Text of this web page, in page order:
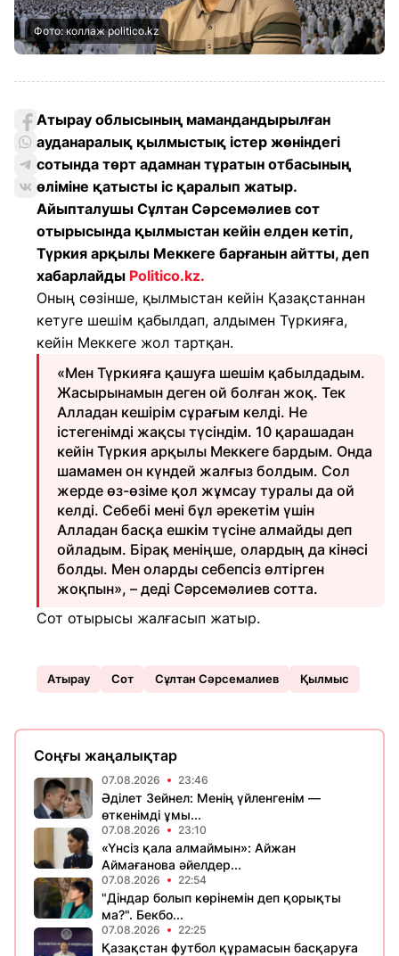
Фото: коллаж politico.kz
Атырау облысының мамандандырылған
ауданаралық қылмыстық істер жөніндегі
сотында төрт адамнан тұратын отбасының
өліміне қатысты іс қаралып жатыр.
Айыпталушы Сұлтан Сәрсемәлиев сот
отырысында қылмыстан кейін елден кетіп,
Түркия арқылы Меккеге барғанын айтты, деп
хабарлайды Politico.kz.
Оның сөзінше, қылмыстан кейін Қазақстаннан
кетуге шешім қабылдап, алдымен Түркияға,
кейін Меккеге жол тартқан.
«Мен Түркияға қашуға шешім қабылдадым.
Жасырынамын деген ой болған жоқ. Тек
Алладан кешірім сұрағым келді. Не
істегенімді жақсы түсіндім. 10 қарашадан
кейін Түркия арқылы Меккеге бардым. Онда
шамамен он күндей жалғыз болдым. Сол
жерде өз-өзіме қол жұмсау туралы да ой
келді. Себебі мені бұл әрекетім үшін
Алладан басқа ешкім түсіне алмайды деп
ойладым. Бірақ меніңше, олардың да кінәсі
болды. Мен оларды себепсіз өлтірген
жоқпын», – деді Сәрсемәлиев сотта.
Сот отырысы жалғасып жатыр.
Атырау Сот Сұлтан Сәрсемалиев Қылмыс
Соңғы жаңалықтар
07.08.2026 23:46
Әділет Зейнел: Менің үйленгенім —
өткенімді ұмы...
07.08.2026 23:10
«Үнсіз қала алмаймын»: Айжан
Аймағанова әйелдер...
07.08.2026 22:54
"Діндар болып көрінемін деп қорықты
ма?". Бекбо...
07.08.2026 22:25
Қазақстан футбол құрамасын басқаруға